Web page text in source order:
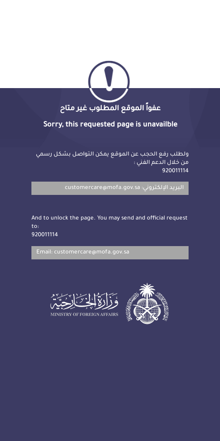
عفواً الموقع المطلوب غير متاح
Sorry, this requested page is unavailble
ولطلب رفع الحجب عن الموقع يمكن التواصل بشكل رسمي
من خلال الدعم الفني :
920011114
البريد الإلكتروني: customercare@mofa.gov.sa
And to unlock the page. You may send and official request
to:
920011114
Email: customercare@mofa.gov.sa